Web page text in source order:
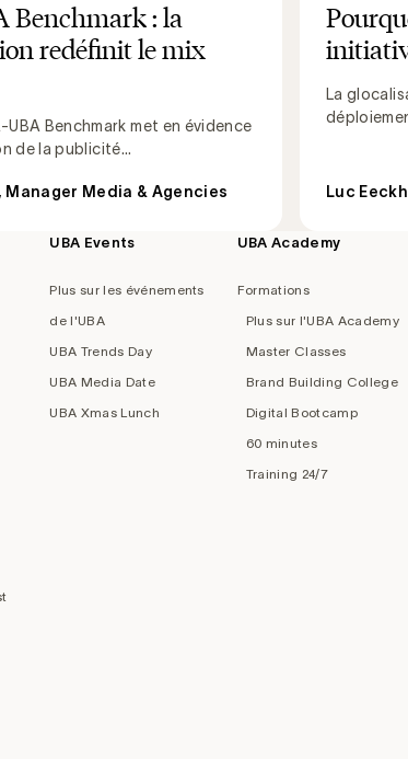
Benchmark : la
redéfinit le mix
UBA Benchmark met en évidence
de la publicité...
Manager Media & Agencies
La
Luc
UBA Events
Plus sur les événements
de l'UBA
UBA Trends Day
UBA Media Date
UBA Xmas Lunch
UBA Academy
Formations
Plus sur l'UBA Academy
Master Classes
Brand Building College
Digital Bootcamp
60 minutes
Training 24/7